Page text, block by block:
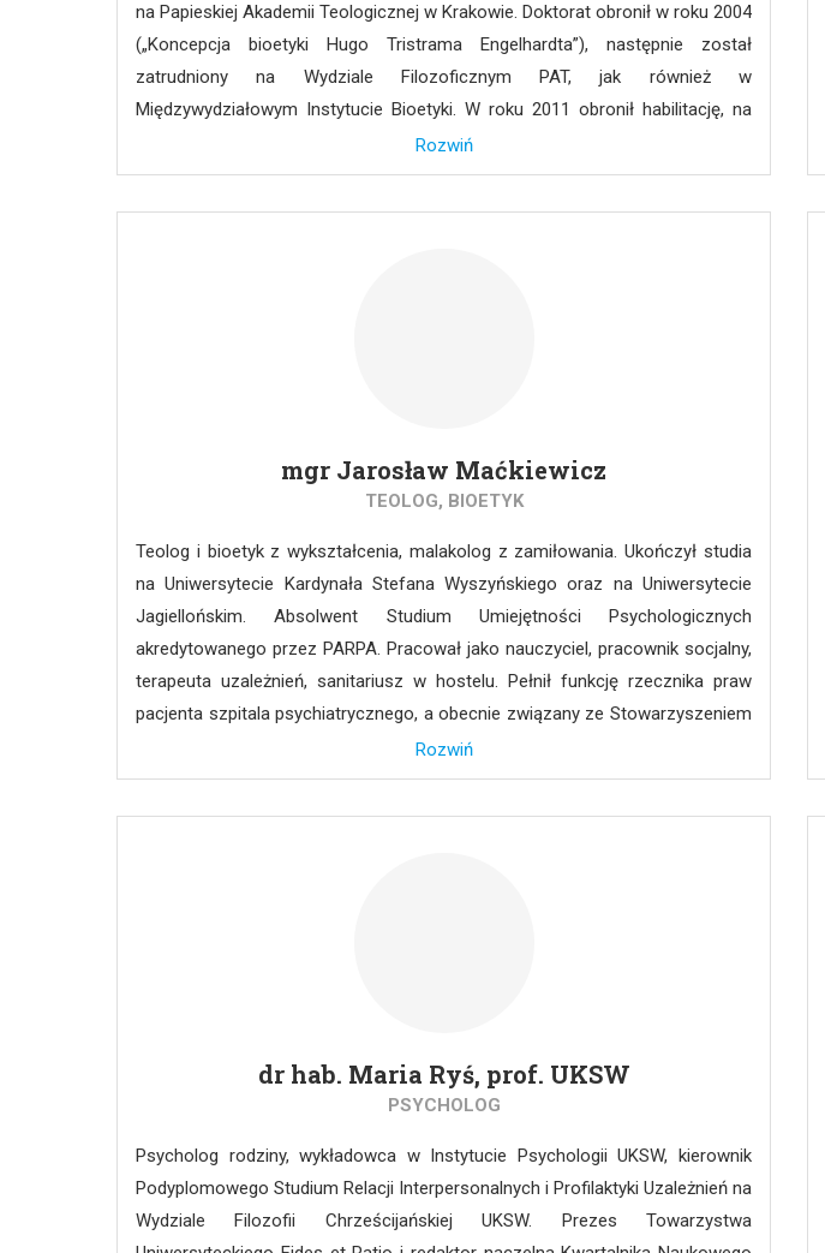
na Papieskiej Akademii Teologicznej w Krakowie. Doktorat obronił w roku 2004
(„Koncepcja bioetyki Hugo Tristrama Engelhardta”), następnie został
zatrudniony na Wydziale Filozoficznym PAT, jak również w
Międzywydziałowym Instytucie Bioetyki. W roku 2011 obronił habilitację, na
podstawie uzyskanych osiągnięć naukowych i książki „Problem osoby we
współczesnych debatach bioetycznych”. W roku 2015 otrzymał stanowisko
profesora nadzwyczajnego. W roku 2021 zdobył tytuł profesora nauk
Rozwiń
mgr Jarosław Maćkiewicz
TEOLOG, BIOETYK
Teolog i bioetyk z wykształcenia, malakolog z zamiłowania. Ukończył studia
na Uniwersytecie Kardynała Stefana Wyszyńskiego oraz na Uniwersytecie
Jagiellońskim. Absolwent Studium Umiejętności Psychologicznych
akredytowanego przez PARPA. Pracował jako nauczyciel, pracownik socjalny,
terapeuta uzależnień, sanitariusz w hostelu. Pełnił funkcję rzecznika praw
pacjenta szpitala psychiatrycznego, a obecnie związany ze Stowarzyszeniem
„Łódzkie Hospicjum dla Dzieci – Łupkowa”, gdzie zajmuje się pozyskiwaniem
funduszy i kształtowaniem kampanii społeczno-informacyjnych. Od 2016
roku w zarządzie tej organizacji. Członek Stowarzyszenia Malakologów
Rozwiń
dr hab. Maria Ryś, prof. UKSW
PSYCHOLOG
Psycholog rodziny, wykładowca w Instytucie Psychologii UKSW, kierownik
Podyplomowego Studium Relacji Interpersonalnych i Profilaktyki Uzależnień na
Wydziale Filozofii Chrześcijańskiej UKSW. Prezes Towarzystwa